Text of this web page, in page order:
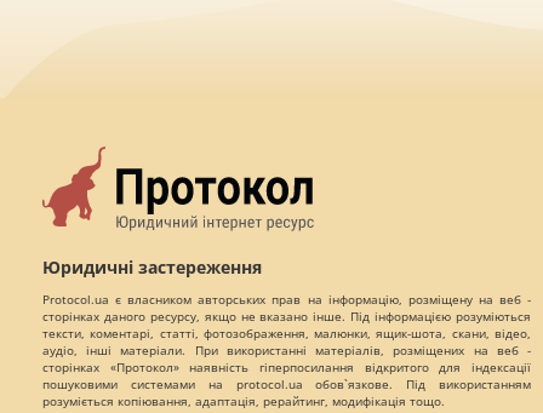
Юридичні застереження
Protocol.ua є власником авторських прав на інформацію, розміщену на веб -
сторінках даного ресурсу, якщо не вказано інше. Під інформацією розуміються
тексти, коментарі, статті, фотозображення, малюнки, ящик-шота, скани, відео,
аудіо, інші матеріали. При використанні матеріалів, розміщених на веб -
сторінках «Протокол» наявність гіперпосилання відкритого для індексації
пошуковими системами на protocol.ua обов`язкове. Під використанням
розуміється копіювання, адаптація, рерайтинг, модифікація тощо.